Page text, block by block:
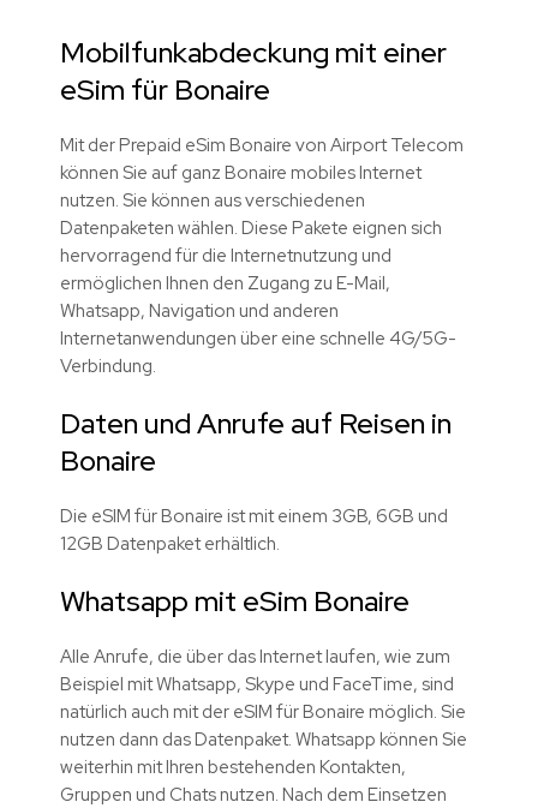
Mobilfunkabdeckung mit einer
eSim für Bonaire
Mit der Prepaid eSim Bonaire von Airport Telecom
können Sie auf ganz Bonaire mobiles Internet
nutzen. Sie können aus verschiedenen
Datenpaketen wählen. Diese Pakete eignen sich
hervorragend für die Internetnutzung und
ermöglichen Ihnen den Zugang zu E-Mail,
Whatsapp, Navigation und anderen
Internetanwendungen über eine schnelle 4G/5G-
Verbindung.
Daten und Anrufe auf Reisen in
Bonaire
Die eSIM für Bonaire ist mit einem 3GB, 6GB und
12GB Datenpaket erhältlich.
Whatsapp mit eSim Bonaire
Alle Anrufe, die über das Internet laufen, wie zum
Beispiel mit Whatsapp, Skype und FaceTime, sind
natürlich auch mit der eSIM für Bonaire möglich. Sie
nutzen dann das Datenpaket. Whatsapp können Sie
weiterhin mit Ihren bestehenden Kontakten,
Gruppen und Chats nutzen. Nach dem Einsetzen